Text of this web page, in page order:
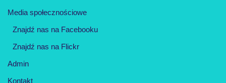
Media społecznościowe
Znajdź nas na Facebooku
Znajdź nas na Flickr
Admin
Kontakt